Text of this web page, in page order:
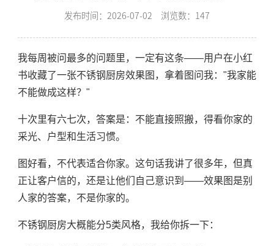
吗？
发布时间：2026-07-02 浏览数：147
我每周被问最多的问题里，一定有这条——用户在小红
书收藏了一张不锈钢厨房效果图，拿着图问我："我家能
不能做成这样？"
十次里有六七次，答案是：不能直接照搬，得看你家的
采光、户型和生活习惯。
图好看，不代表适合你家。这句话我讲了很多年，但真
正让客户信的，还是让他们自己意识到——效果图是别
人家的答案，不是你家的。
不锈钢厨房大概能分5类风格，我给你拆一下：